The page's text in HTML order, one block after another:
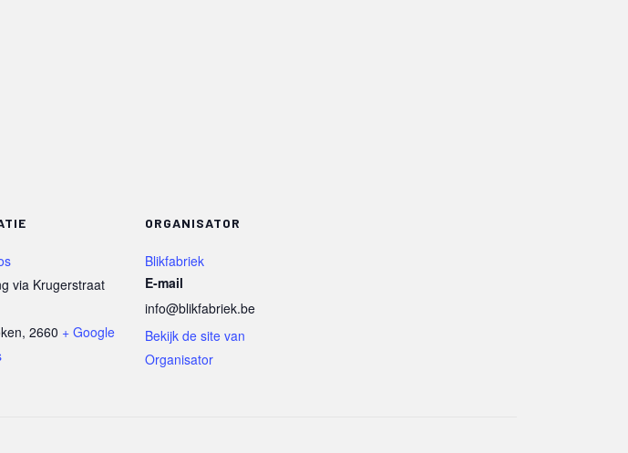
via Krugerstraat
, 2660 + Google
ORGANISATOR
Blikfabriek
E-mail
info@blikfabriek.be
Bekijk de site van
Organisator